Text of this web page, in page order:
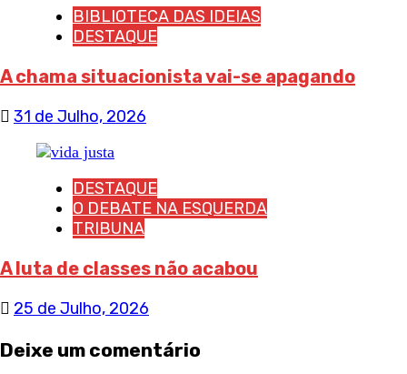
BIBLIOTECA DAS IDEIAS
DESTAQUE
A chama situacionista vai-se apagando
31 de Julho, 2026
DESTAQUE
O DEBATE NA ESQUERDA
TRIBUNA
A luta de classes não acabou
25 de Julho, 2026
Deixe um comentário